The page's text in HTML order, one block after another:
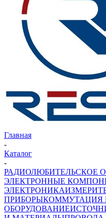
Главная
-
Каталог
-
РАДИОЛЮБИТЕЛЬСКОЕ
ЭЛЕКТРОННЫЕ
ЭЛЕКТРОНИКА
ПРИБОРЫКОММУТАЦИЯ
ОБОРУДОВАНИЕ